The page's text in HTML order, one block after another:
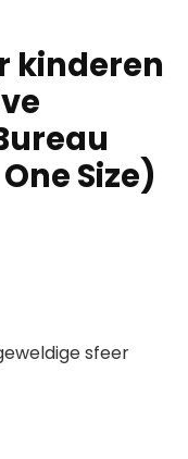
kinderen
Size)
sfeer